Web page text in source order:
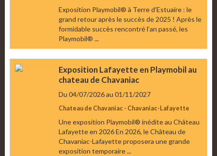
Exposition Playmobil® à Terre d’Estuaire : le
grand retour après le succès de 2025 ! Après le
formidable succès rencontré l’an passé, les
Playmobil® ...
Exposition Lafayette en Playmobil au
chateau de Chavaniac
Du 04/07/2026au 01/11/2027
Chateau de Chavaniac - Chavaniac-Lafayette
Une exposition Playmobil® inédite au Château
Lafayette en 2026 En 2026, le Château de
Chavaniac-Lafayette proposera une grande
exposition temporaire ...